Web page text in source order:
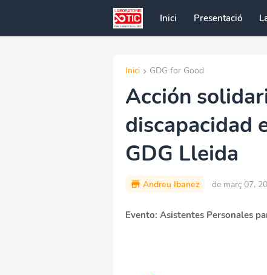
Inici Presentació
Inici GDG for Good
Acción
discapacidad
GDG Lleida
Andreu Ibanez de març 07,
Evento: Asistentes Personales